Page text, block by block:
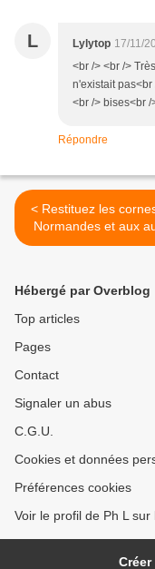
L Lylytop 17/11/
<br /> <br />
n'existait pas<br
<br /> bises<br /
Répondre
< Restituez les cornes aux
Normandes et aux
....
Hébergé par Overblog
Top articles
Pages
Contact
Signaler un abus
C.G.U.
Cookies et données
Préférences cookies
Voir le profil de Ph L